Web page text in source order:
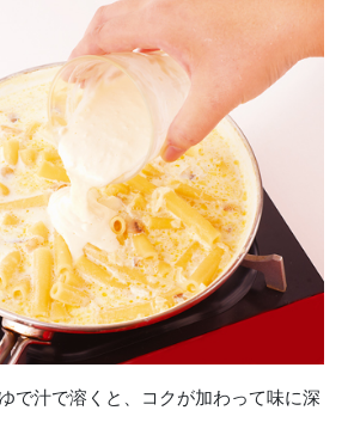
で汁で溶くと、コクが加わって味に深